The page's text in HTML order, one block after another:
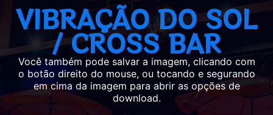
VIBRAÇÃO DO SOL
/ CROSS BAR
Você também pode salvar a imagem, clicando com
o botão direito do mouse, ou tocando e segurando
em cima da imagem para abrir as opções de
download.